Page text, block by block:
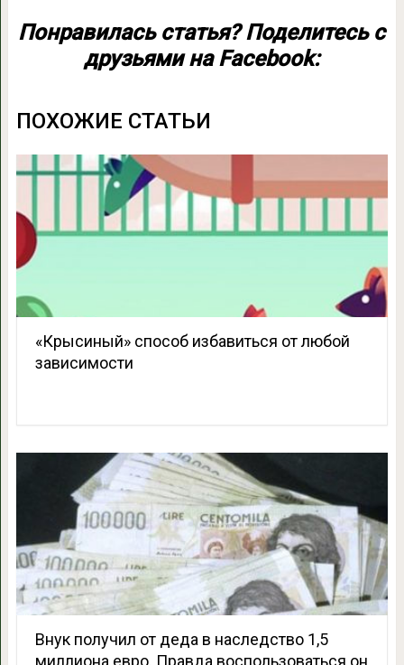
Понравилась статья? Поделитесь с
друзьями на Facebook:
ПОХОЖИЕ СТАТЬИ
«Крысиный» способ избавиться от любой
зависимости
Внук получил от деда в наследство 1,5
миллиона евро. Правда воспользоваться он